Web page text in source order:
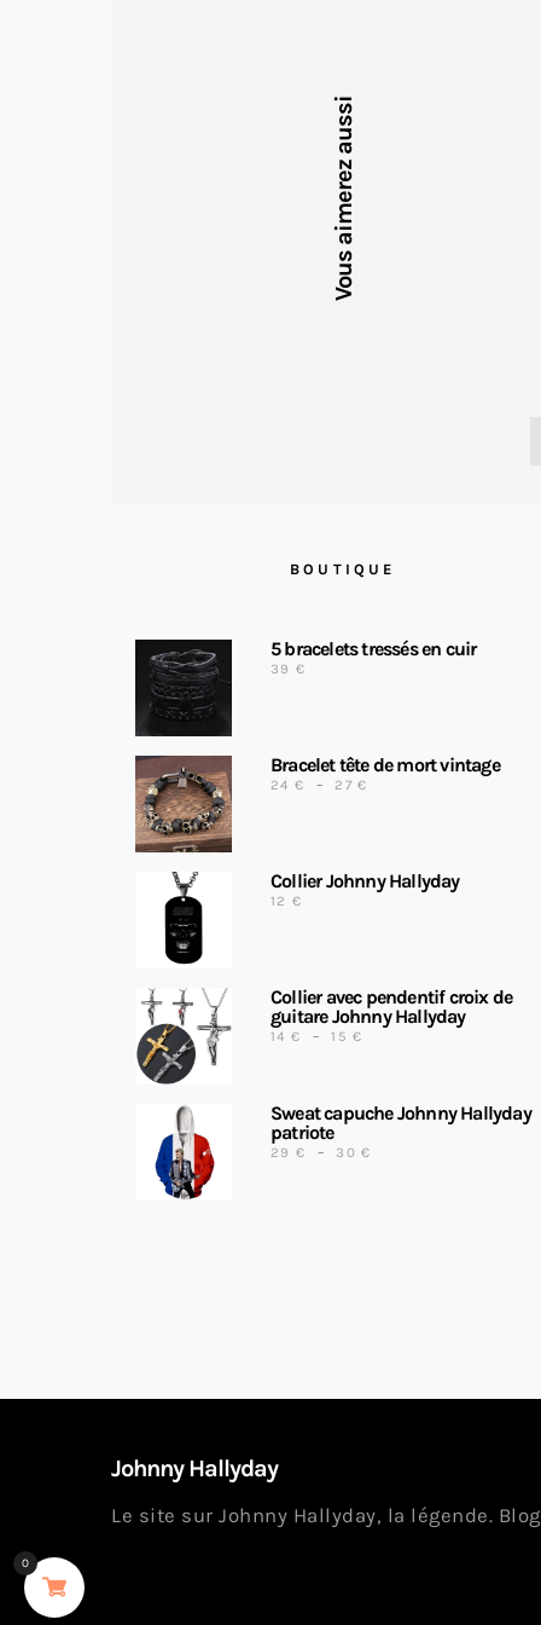
Vous aimerez aussi
BOUTIQUE
5 bracelets tressés en cuir
39€
Bracelet tête de mort vintage
24€ – 27€
Collier Johnny Hallyday
12€
Collier avec pendentif croix de
guitare Johnny Hallyday
14€ – 15€
Sweat capuche Johnny Hallyday
patriote
29€ – 30€
Johnny Hallyday
Le site sur Johnny Hallyday, la légende.
0